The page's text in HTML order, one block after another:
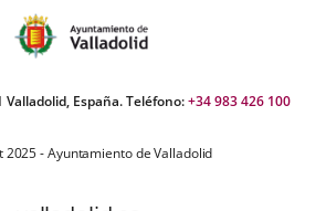
Valladolid, España. Teléfono:+34 983 426 100
2025 - Ayuntamiento de Valladolid